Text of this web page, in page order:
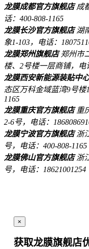
龙膜成都官方旗舰店成
话：400-808-1165
龙膜长沙官方旗舰店湖
象1-103，电话：
龙膜郑州旗舰店郑州市
楼、2号楼一层商铺，电
龙膜西安新能源装贴中
态区万科金域蓝湾9号楼
1165
龙膜重庆官方旗舰店重
2-6号，电话：
龙膜宁波官方旗舰店浙
号，电话：400-808-1165
龙膜佛山官方旗舰店浙
号，电话：18621001254
×
获取龙膜旗舰店